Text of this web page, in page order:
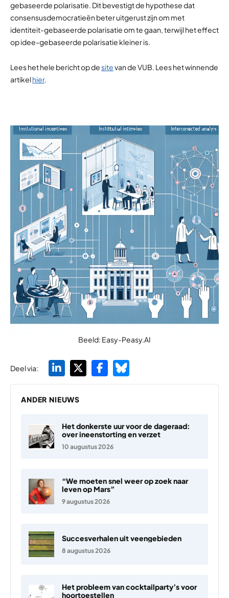
gebaseerde polarisatie. Dit bevestigt de hypothese dat
consensusdemocratieën beter uitgerust zijn om met
identiteit-gebaseerde polarisatie om te gaan, terwijl het effect
op idee-gebaseerde polarisatie kleiner is.
Lees het hele bericht op de sitevan de VUB. Lees het winnende
artikelhier.
Beeld: Easy-Peasy.AI
Deel via:
ANDER NIEUWS
Het donkerste uur voor de dageraad:
over ineenstorting en verzet
10 augustus 2026
“We moeten snel weer op zoek naar
leven op Mars”
9 augustus 2026
Succesverhalen uit veengebieden
8 augustus 2026
Het probleem van cocktailparty’s voor
hoortoestellen